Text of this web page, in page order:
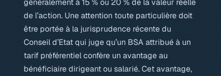
généralement à 15 % ou 20 % de la valeur réelle
de l’action. Une attention toute particulière doit
être portée à la jurisprudence récente du
Conseil d’Etat qui juge qu’un BSA attribué à un
tarif préférentiel confère un avantage au
bénéficiaire dirigeant ou salarié. Cet avantage,